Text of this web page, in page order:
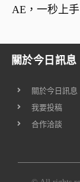
AE，一秒上
關於今日訊息
關於今日訊息
我要投稿
合作洽談